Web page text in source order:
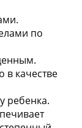
.
по
.
в качестве
ребенка.